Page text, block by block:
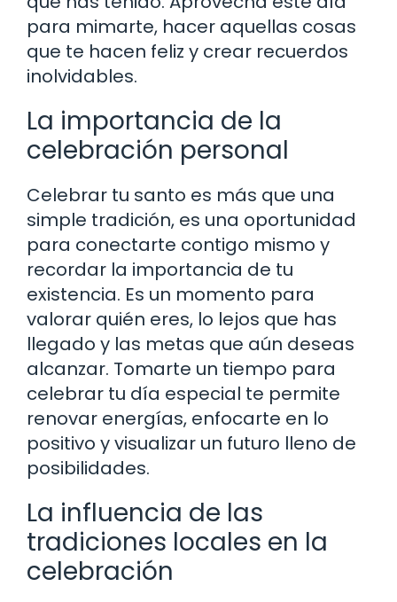
para mimarte, hacer aquellas cosas
que te hacen feliz y crear recuerdos
inolvidables.
La importancia de la
celebración personal
Celebrar tu santo es más que una
simple tradición, es una oportunidad
para conectarte contigo mismo y
recordar la importancia de tu
existencia. Es un momento para
valorar quién eres, lo lejos que has
llegado y las metas que aún deseas
alcanzar. Tomarte un tiempo para
celebrar tu día especial te permite
renovar energías, enfocarte en lo
positivo y visualizar un futuro lleno de
posibilidades.
La influencia de las
tradiciones locales en la
celebración